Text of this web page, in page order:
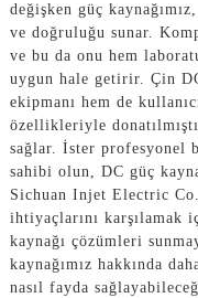
değişken güç
ve doğruluğu sunar.
ve bu da onu hem
uygun hale getirir. Çin
ekipmanı hem de
özellikleriyle
sağlar. İster profesyonel
sahibi olun, DC güç
Sichuan Injet Electric
ihtiyaçlarını
kaynağı çözümleri
kaynağımız hakkında
nasıl fayda